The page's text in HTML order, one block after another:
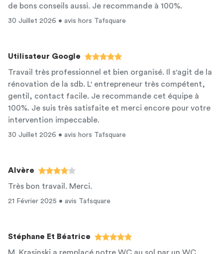
de bons conseils aussi. Je recommande à 100%.
30 Juillet 2026 • avis hors Tafsquare
Utilisateur Google
Travail très professionnel et bien organisé. Il s'agit de la
rénovation de la sdb. L' entrepreneur très compétent,
gentil, contact facile. Je recommande cet équipe à
100%. Je suis très satisfaite et merci encore pour votre
intervention impeccable.
30 Juillet 2026 • avis hors Tafsquare
Alvère
Très bon travail. Merci.
21 Février 2025 • avis Tafsquare
Stéphane Et Béatrice